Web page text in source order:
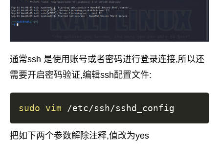
通常ssh 是使用账号或者密码进行登录连接,所以还
需要开启密码验证,编辑ssh配置文件:
sudo vim
把如下两个参数解除注释,值改为yes